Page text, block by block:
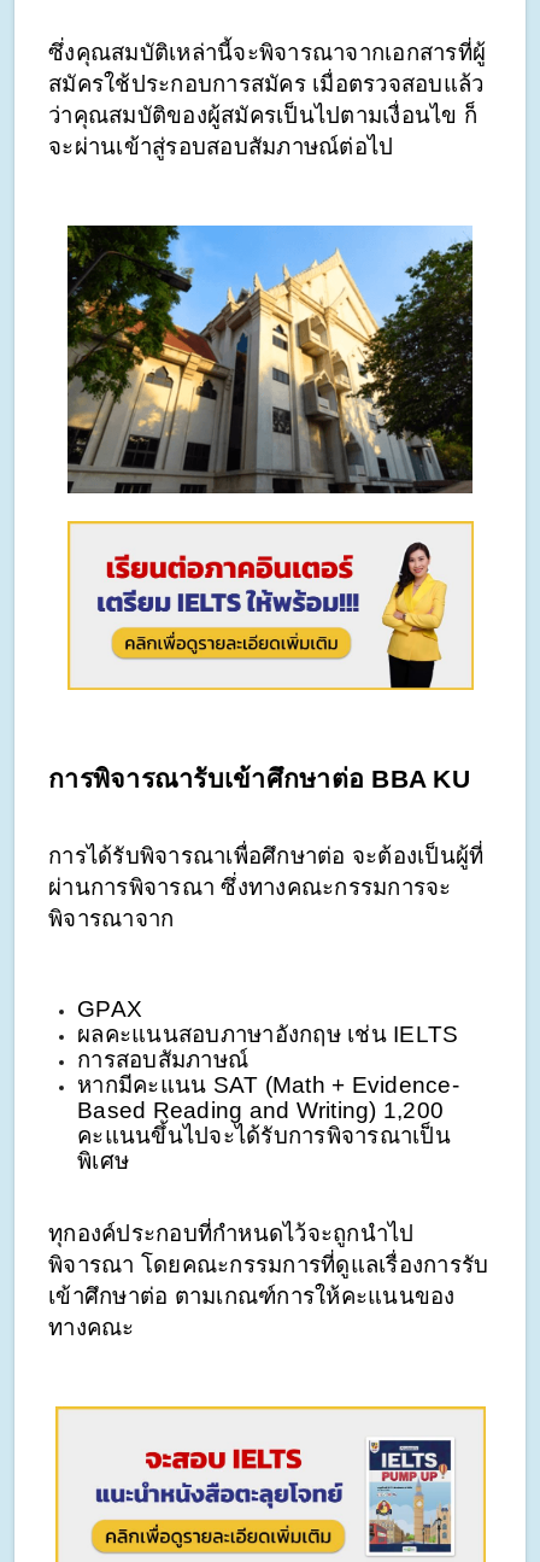
ซึ่งคุณสมบัติเหล่านี้จะพิจารณาจากเอกสารที่ผู้
สมัครใช้ประกอบการสมัคร เมื่อตรวจสอบแล้ว
ว่าคุณสมบัติของผู้สมัครเป็นไปตามเงื่อนไข ก็
จะผ่านเข้าสู่รอบสอบสัมภาษณ์ต่อไป
การพิจารณารับเข้าศึกษาต่อ BBA KU
การได้รับพิจารณาเพื่อศึกษาต่อ จะต้องเป็นผู้ที่
ผ่านการพิจารณา ซึ่งทางคณะกรรมการจะ
พิจารณาจาก
GPAX
ผลคะแนนสอบภาษาอังกฤษ เช่น IELTS
การสอบสัมภาษณ์
หากมีคะแนน SAT (Math + Evidence-
Based Reading and Writing) 1,200
คะแนนขึ้นไปจะได้รับการพิจารณาเป็น
พิเศษ
ทุกองค์ประกอบที่กำหนดไว้จะถูกนำไป
พิจารณา โดยคณะกรรมการที่ดูแลเรื่องการรับ
เข้าศึกษาต่อ ตามเกณฑ์การให้คะแนนของ
ทางคณะ